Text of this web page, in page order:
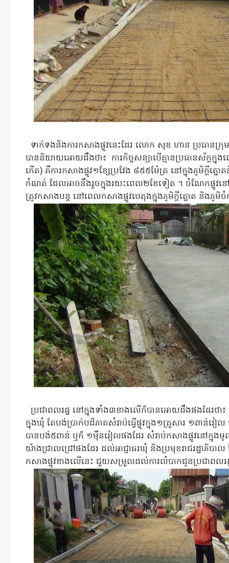
ទាក់ទងនិងការកសាងផ្លូវនេះដែរ លោក សុខ ហាន ប្រធានក្រុ
បាននិយាយអោយដឹងថា៖ ការកិច្ចសន្យាបើគ្មានប្រធានស័ក្តក្នុង
កើត) គឺការកសាងផ្លូវ១ខ្សែប្រវែង ៨៥៥ម៉ែត្រ នៅក្នុងភូមិក្តីត្
កំណត់ ដែលអាចនឹងរួចក្នុងរយះពេល២ខែទៀត ។ ចំណែកផ្លូវន
ត្រូវកសាងបន្ត នៅពេលកសាងផ្លូវបេតុងក្នុងភូមិក្តីត្នោត និងភូមិ
ប្រជាពលរដ្ឋ នៅក្នុងទាំង៣ខាងលើក៏បានអោយដឹងផងដែរថា៖
ក្នុងឃុំ តែបង់ប្រាក់បដិភាគសំរាប់ធ្វើផ្លូវក្នុង១គ្រួសារ ១ពាន់រៀល
បានបង់៥ពាន់ ឬក៏ ១ម៉ឺនរៀលផងដែរ សំរាប់កសាងផ្លូវនៅក្នុង
យ៉ាងជ្រាលជ្រៅផងដែរ ដល់អាជ្ញាធរឃុំ និងប្រមុខរាជរដ្ឋាភិបា
កសាងផ្លូវខាងលើនេះ ជួយសម្រួលដល់ការលំបាកជូនប្រជាពលរ